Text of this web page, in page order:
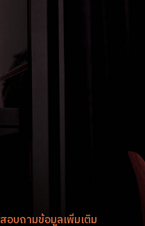
สอบถามข้อมูลเพิ่มเติม